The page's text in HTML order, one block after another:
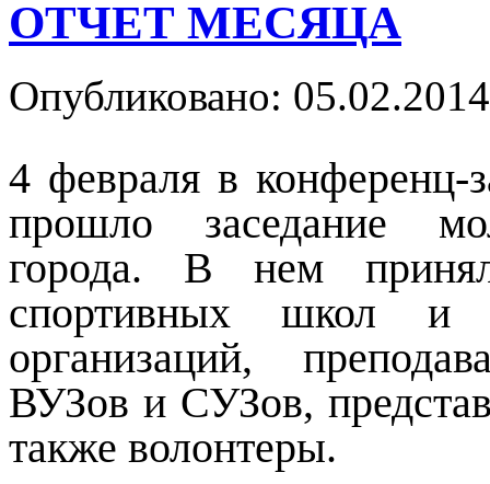
ОТЧЕТ МЕСЯЦА
Опубликовано:
4 февраля в конференц-
прошло заседание
города. В нем
спортивных школ и
организаций,
ВУЗов и СУЗов,
также волонтеры.